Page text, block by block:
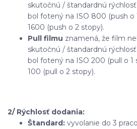
skutočnú / štandardnú
bol fotený na ISO 800 (push o
1600 (push o 2 stopy).
Pull filmu znamená, že film
skutočnú / štandardnú
bol fotený na ISO 200 (pull o 1
100 (pull o 2 stopy).
2/ Rýchlosť dodania:
Štandard: vyvolanie do 3